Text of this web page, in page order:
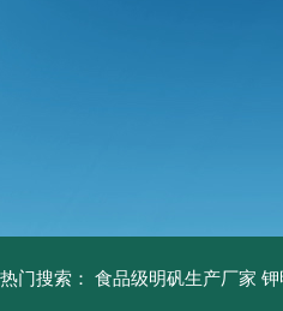
热门搜索： 食品级明矾生产厂家